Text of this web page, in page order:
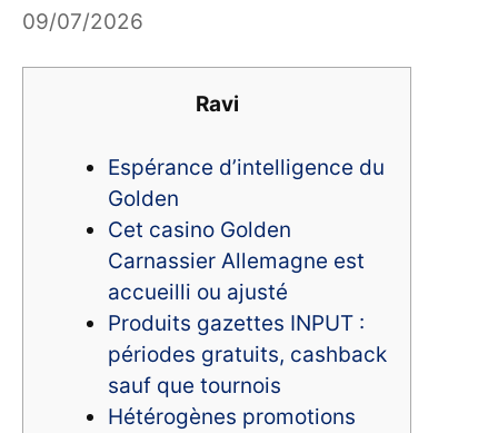
09/07/2026
Ravi
Espérance d’intelligence du
Golden
Cet casino Golden
Carnassier Allemagne est
accueilli ou ajusté
Produits gazettes INPUT :
périodes gratuits, cashback
sauf que tournois
Hétérogènes promotions